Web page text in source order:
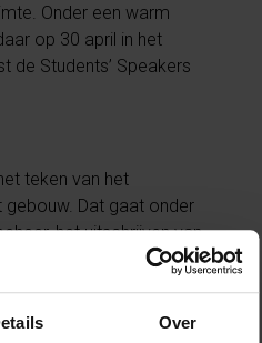
Over
Onder een warm
op 30 april in het
de Students’ Speakers
teken van het
gebouw. Dat gaat onder
het uitschrijven van
met allerlei diensten.
ook zeker veel